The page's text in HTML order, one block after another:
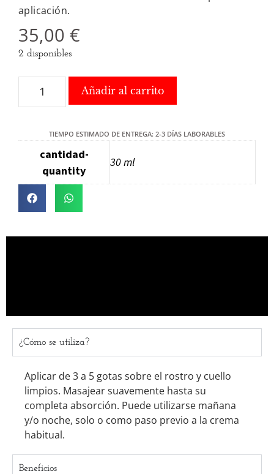
aplicación.
35,00 €
2 disponibles
Añadir al carrito
TIEMPO ESTIMADO DE ENTREGA: 2-3 DÍAS LABORABLES
cantidad-
quantity
30 ml
¿Cómo se utiliza?
Aplicar de 3 a 5 gotas sobre el rostro y cuello
limpios. Masajear suavemente hasta su
completa absorción. Puede utilizarse mañana
y/o noche, solo o como paso previo a la crema
habitual.
Beneficios